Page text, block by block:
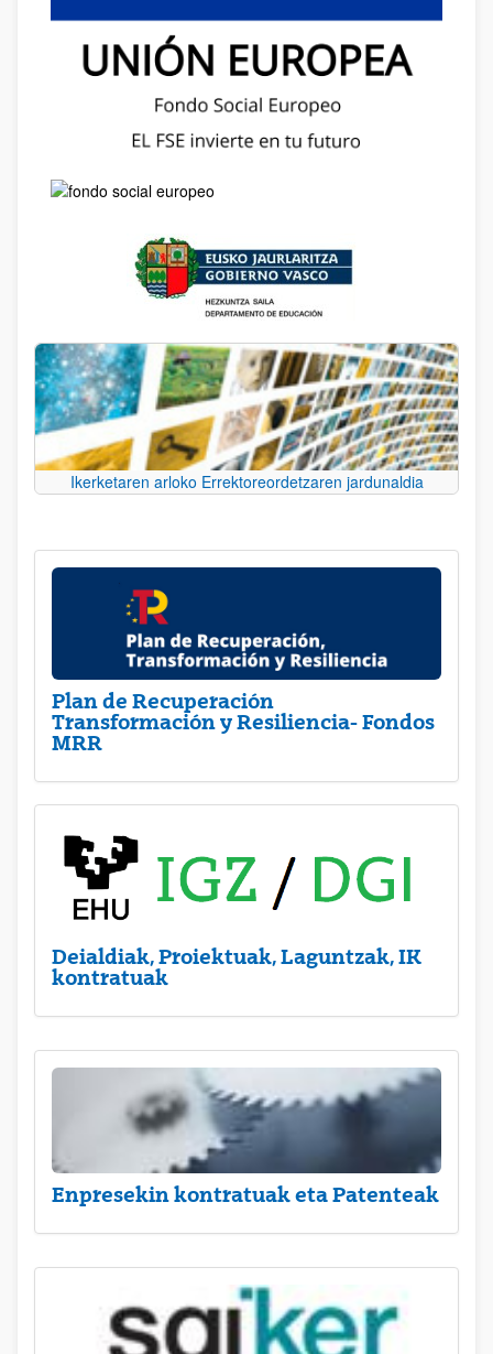
Ikerketaren arloko Errektoreordetzaren jardunaldia
Plan de Recuperación
Transformación y Resiliencia- Fondos
MRR
Deialdiak, Proiektuak, Laguntzak, IK
kontratuak
Enpresekin kontratuak eta Patenteak